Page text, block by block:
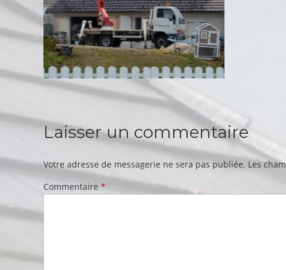
Laisser un commentaire
Votre adresse de messagerie ne sera pas publiée. Les
Commentaire*